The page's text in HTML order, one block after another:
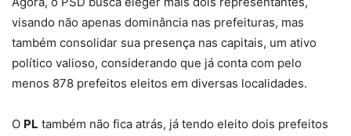
visando não apenas dominância nas prefeituras, mas
também consolidar sua presença nas capitais, um ativo
político valioso, considerando que já conta com pelo
menos 878 prefeitos eleitos em diversas localidades.
O PL também não fica atrás, já tendo eleito dois prefeitos